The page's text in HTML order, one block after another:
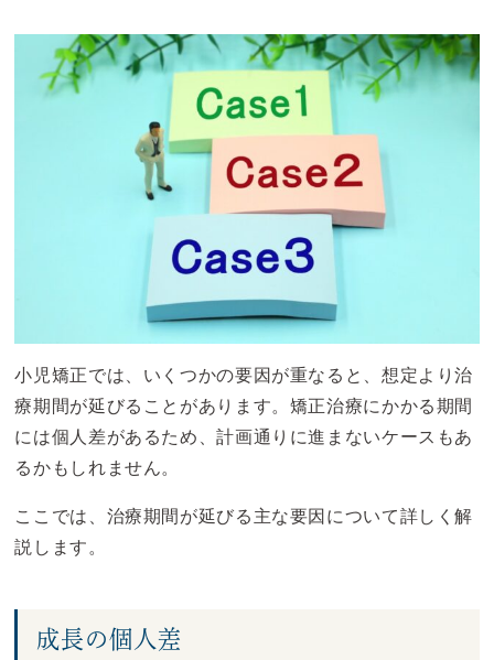
小児矯正では、いくつかの要因が重なると、想定より治
療期間が延びることがあります。矯正治療にかかる期間
には個人差があるため、計画通りに進まないケースもあ
るかもしれません。
ここでは、治療期間が延びる主な要因について詳しく解
説します。
成長の個人差